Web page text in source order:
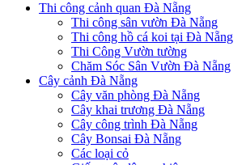
Thi công cảnh quan Đà Nẵng
Thi công sân vườn Đà Nẵng
Thi công hồ cá koi tại Đà Nẵng
Thi Công Vườn tường
Chăm Sóc Sân Vườn Đà Nẵng
Cây cảnh Đà Nẵng
Cây văn phòng Đà Nẵng
Cây khai trương Đà Nẵng
Cây công trình Đà Nẵng
Cây Bonsai Đà Nẵng
Các loại cỏ